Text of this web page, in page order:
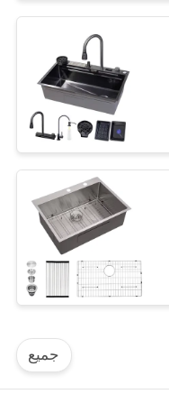
جميع